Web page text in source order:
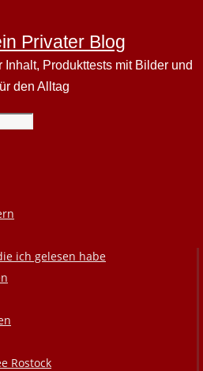
Privater Blog
Produkttests mit Bilder und
den Alltag
ich gelesen habe
Rostock